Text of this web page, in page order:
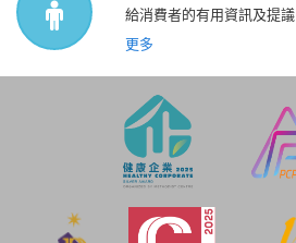
給消費者的有用資訊及提議
更多